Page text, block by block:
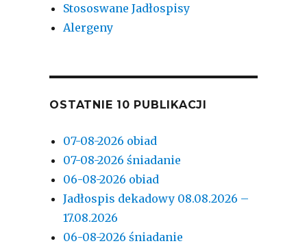
Stososwane Jadłospisy
Alergeny
OSTATNIE 10 PUBLIKACJI
07-08-2026 obiad
07-08-2026 śniadanie
06-08-2026 obiad
Jadłospis dekadowy 08.08.2026 –
17.08.2026
06-08-2026 śniadanie